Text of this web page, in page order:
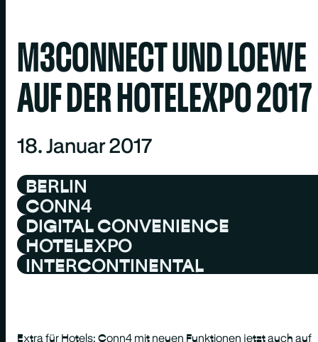
M3CONNECT UND LOEWE
AUF DER HOTELEXPO 2017
18. Januar 2017
BERLIN
CONN4
DIGITAL CONVENIENCE
HOTELEXPO
INTERCONTINENTAL
Extra für Hotels: Conn4 mit neuen Funktionen jetzt auch auf